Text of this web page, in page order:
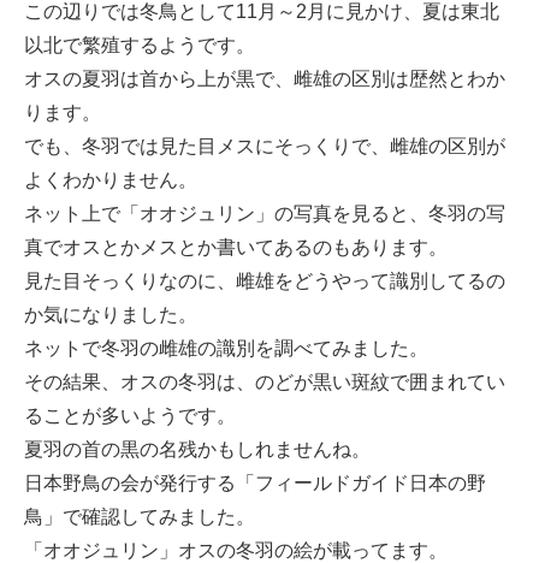
この辺りでは冬鳥として11月～2月に見かけ、夏は東北
以北で繁殖するようです。
オスの夏羽は首から上が黒で、雌雄の区別は歴然とわか
ります。
でも、冬羽では見た目メスにそっくりで、雌雄の区別が
よくわかりません。
ネット上で「オオジュリン」の写真を見ると、冬羽の写
真でオスとかメスとか書いてあるのもあります。
見た目そっくりなのに、雌雄をどうやって識別してるの
か気になりました。
ネットで冬羽の雌雄の識別を調べてみました。
その結果、オスの冬羽は、のどが黒い斑紋で囲まれてい
ることが多いようです。
夏羽の首の黒の名残かもしれませんね。
日本野鳥の会が発行する「フィールドガイド日本の野
鳥」で確認してみました。
「オオジュリン」オスの冬羽の絵が載ってます。